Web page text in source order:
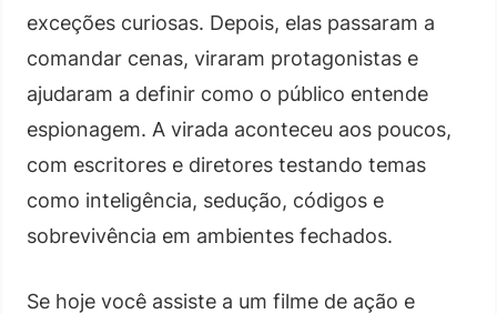
exceções curiosas. Depois, elas passaram a
comandar cenas, viraram protagonistas e
ajudaram a definir como o público entende
espionagem. A virada aconteceu aos poucos,
com escritores e diretores testando temas
como inteligência, sedução, códigos e
sobrevivência em ambientes fechados.
Se hoje você assiste a um filme de ação e